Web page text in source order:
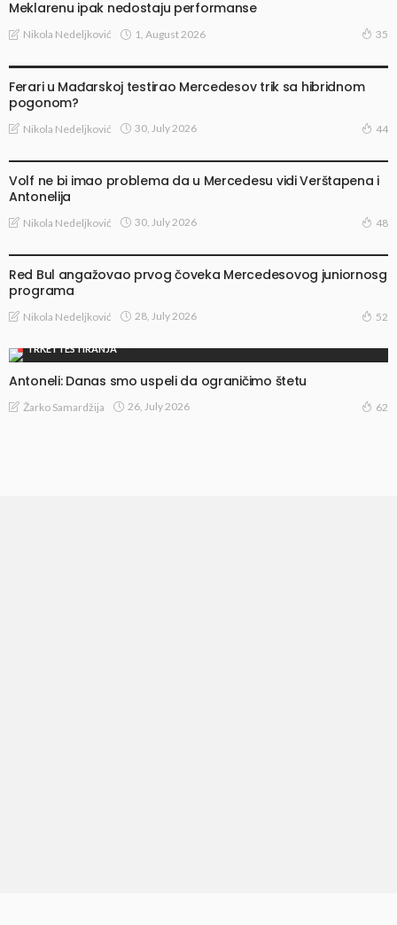
Meklarenu ipak nedostaju performanse
Nikola Nedeljković 1, August 2026 35
Ferari u Mađarskoj testirao Mercedesov trik sa hibridnom
pogonom?
Nikola Nedeljković 30, July 2026 44
Volf ne bi imao problema da u Mercedesu vidi Verštapena i
Antonelija
Nikola Nedeljković 30, July 2026 48
Red Bul angažovao prvog čoveka Mercedesovog juniornosg
programa
Nikola Nedeljković 28, July 2026 52
TRKE I TESTIRANJA
Antoneli: Danas smo uspeli da ograničimo štetu
Žarko Samardžija 26, July 2026 62